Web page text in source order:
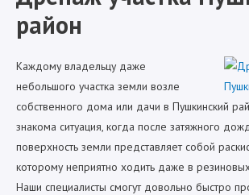
район
Каждому владельцу даже
небольшого участка земли возле
собственного дома или дачи в Пушкинский
знакома ситуация, когда после затяжного
поверхность земли представляет собой
которому неприятно ходить даже в
Наши специалисты смогут довольно быстро